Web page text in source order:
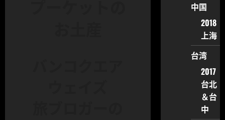
中国
2018
上海
台湾
2017
台北
＆台
中